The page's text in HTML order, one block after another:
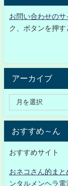
お問い合わせの
ク、ボタンを押
アーカイブ
おすすめ～ん
おすすめサイト
おネコさん的ま
ンタルメンヘラ